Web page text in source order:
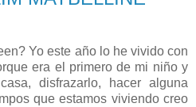
Yo este año lo he vivido con
era el primero de mi niño y
disfrazarlo, hacer alguna
que estamos viviendo creo